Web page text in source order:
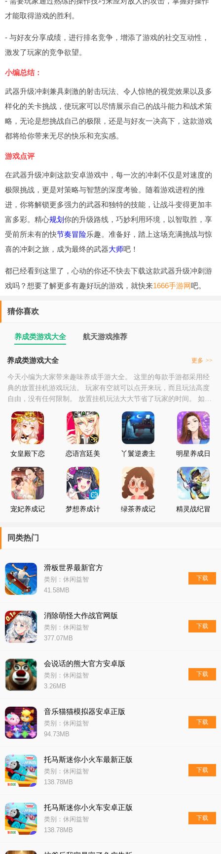
才能取得游戏的胜利。
- 与好友分享成绩，进行排名竞争，增添了游戏的社交互动性，
激发了玩家的竞争欲望。
小编总结：
武器升级冲刺兼具刺激的射击玩法、令人惊艳的视觉效果以及多
样化的关卡挑战，使玩家可以尽情展示自己的战斗能力和战术策
略，无论是想挑战自己的极限，还是与好友一决高下，这款游戏
都将给你带来无尽的快乐和充实感。
游戏点评
在武器升级冲刺这款安卓游戏中，每一次的冲刺不仅是对速度的
极限挑战，更是对策略与智慧的深度考验。随着游戏进程的推
进，你将解锁更多强力的武器和独特的技能，让战斗变得更加丰
富多彩。精心规划你的升级路线，巧妙利用环境，以智取胜，享
受前所未有的快节奏冒险乐趣。准备好，踏上这场充满挑战与惊
喜的冲刺之旅，成为最终的武器大师吧！
都已经看到这里了，心动的你还不快去下载这款武器升级冲刺游
戏吗？想要了解更多有趣好玩的游戏，就快来1666手游网吧。
猜你喜欢
养成类游戏大全 航天游戏推荐
养成类游戏大全 更多 >>
今天小编为大家带来趣味养成手​​游大全。 这里的每款手游都采用经
典的放置挂机游戏玩法。 玩家有空就可以点开来玩，而且玩法高度
自由，没有任何限制。 放置挂机玩法大大节省了玩家的时间。 如果
您喜欢这类游戏，可以来养成类游戏大全点击下载体验。
女皇殿下恋
恋语宫廷美
丫鬟逆袭主
明星养成日
宠妃养成记
梦想养成计
绿茶养成记
精灵战纪冒
同类热门
滑板世界最新官方
类别：休闲益智
41.58MB
下载
消除萌怪大作战官网版
类别：休闲益智
377.07MB
下载
会说话的熊大官方安卓版
类别：休闲益智
3.26MB
下载
音乐猫猫模拟器安卓正版
类别：休闲益智
94.73MB
下载
托马斯迷你小火车最新正版
类别：休闲益智
138.78MB
下载
托马斯迷你小火车安卓正版
类别：休闲益智
138.78MB
下载